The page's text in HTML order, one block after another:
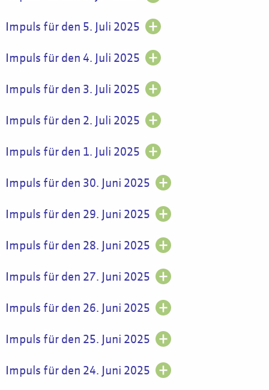
Impuls für den 5. Juli 2025
Impuls für den 4. Juli 2025
Impuls für den 3. Juli 2025
Impuls für den 2. Juli 2025
Impuls für den 1. Juli 2025
Impuls für den 30. Juni 2025
Impuls für den 29. Juni 2025
Impuls für den 28. Juni 2025
Impuls für den 27. Juni 2025
Impuls für den 26. Juni 2025
Impuls für den 25. Juni 2025
Impuls für den 24. Juni 2025